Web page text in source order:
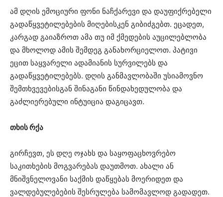
ამ დღის ემოციური ფონი ნაჩქარევი და დაუფიქრებელი
გადაწყვეტილებების მიღებისკენ გიბიძგებთ. ეცადეთ,
კარგად გაიაზროთ ამა თუ იმ ქმედების აუცილებლობა
და მხოლოდ ამის შემდეგ განახორციელოთ. პატივი
ეცით საყვარელი ადამიანის სურვილებს და
გადაწყვეტილებებს. დღის განმავლობაში უსიამოვნო
შემთხვევებისგან შინაგანი წინდახედულობა და
გაძლიერებული ინტუიცია დაგიცავთ.
თხის რქა
გირჩევთ, ეს დღე ოჯახს და საყოფაცხოვრებო
საკითხების მოგვარებას დაუთმოთ. ახალი ან
მნიშვნელოვანი საქმის დაწყებას მოერიდეთ და
ვალდებულებების შესრულება სამომავლოდ გადადეთ.